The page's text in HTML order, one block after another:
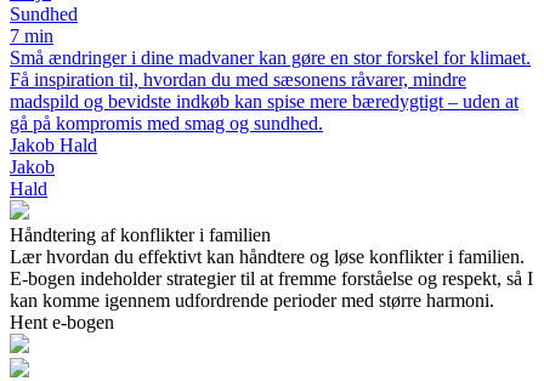
Sundhed
7 min
Små ændringer i dine madvaner kan gøre en stor forskel for klimaet.
Få inspiration til, hvordan du med sæsonens råvarer, mindre
madspild og bevidste indkøb kan spise mere bæredygtigt – uden at
gå på kompromis med smag og sundhed.
Jakob Hald
Jakob
Hald
Håndtering af konflikter i familien
Lær hvordan du effektivt kan håndtere og løse konflikter i familien.
E-bogen indeholder strategier til at fremme forståelse og respekt, så I
kan komme igennem udfordrende perioder med større harmoni.
Hent e-bogen